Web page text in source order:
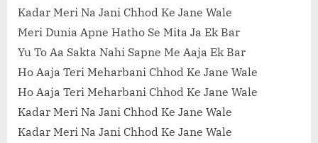
Kadar Meri Na Jani Chhod Ke Jane Wale
Meri Dunia Apne Hatho Se Mita Ja Ek Bar
Yu To Aa Sakta Nahi Sapne Me Aaja Ek Bar
Ho Aaja Teri Meharbani Chhod Ke Jane Wale
Ho Aaja Teri Meharbani Chhod Ke Jane Wale
Kadar Meri Na Jani Chhod Ke Jane Wale
Kadar Meri Na Jani Chhod Ke Jane Wale